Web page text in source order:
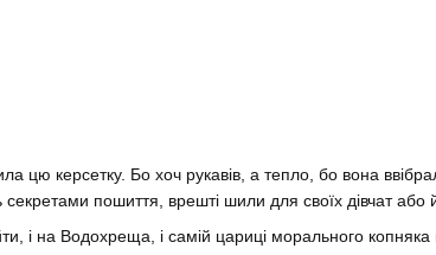
цю керсетку. Бо хоч рукавів, а тепло, бо вона
секретами пошиття, врешті шили для своїх дівчат або
і на Водохреща, і самій цариці морального копняка